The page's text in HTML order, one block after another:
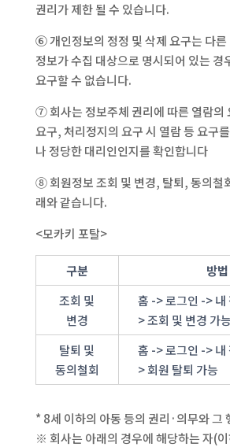
권리가 제한 될 수 있습니다.
⑥ 개인정보의 정정 및 삭제 요구는 다른
정보가 수집 대상으로 명시되어 있는 경
요구할 수 없습니다.
⑦ 회사는 정보주체 권리에 따른 열람의
요구, 처리정지의 요구 시 열람 등 요구
나 정당한 대리인인지를 확인합니다
⑧ 회원정보 조회 및 변경, 탈퇴, 동의철
래와 같습니다.
<모카키 포탈>
구분
방법
조회 및
변경
홈 -> 로그인 -> 내
> 조회 및 변경 가능
탈퇴 및
동의철회
홈 -> 로그인 -> 내
> 회원 탈퇴 가능
* 8세 이하의 아동 등의 권리·의무와 그
※ 회사는 아래의 경우에 해당하는 자(